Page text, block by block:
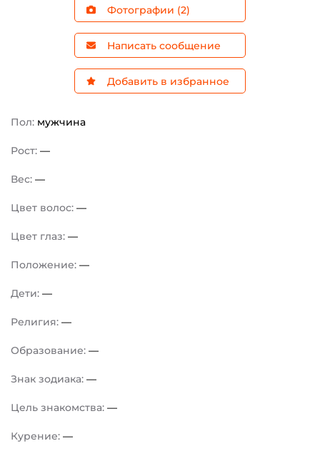
Фотографии (2)
Написать сообщение
Добавить в избранное
Пол: мужчина
Рост: —
Вес: —
Цвет волос: —
Цвет глаз: —
Положение: —
Дети: —
Религия: —
Образование: —
Знак зодиака: —
Цель знакомства: —
Курение: —